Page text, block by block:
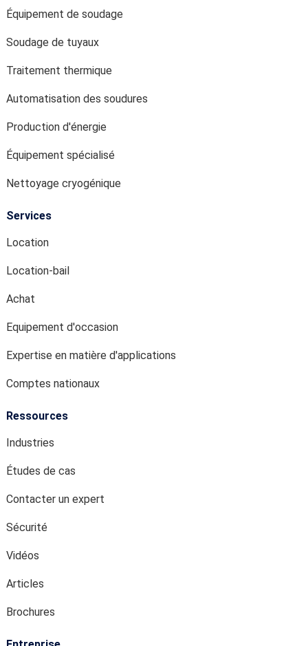
Équipement de soudage
Soudage de tuyaux
Traitement thermique
Automatisation des soudures
Production d'énergie
Équipement spécialisé
Nettoyage cryogénique
Services
Location
Location-bail
Achat
Equipement d'occasion
Expertise en matière d'applications
Comptes nationaux
Ressources
Industries
Études de cas
Contacter un expert
Sécurité
Vidéos
Articles
Brochures